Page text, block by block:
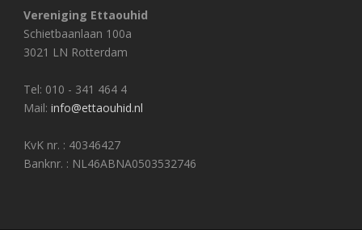
Vereniging Ettaouhid
Schietbaanlaan 100a
3021 LN Rotterdam
Tel: 010 - 341 464 4
Mail: info@ettaouhid.nl
KvK nr. : 40346427
Banknr. : NL46ABNA0503532746